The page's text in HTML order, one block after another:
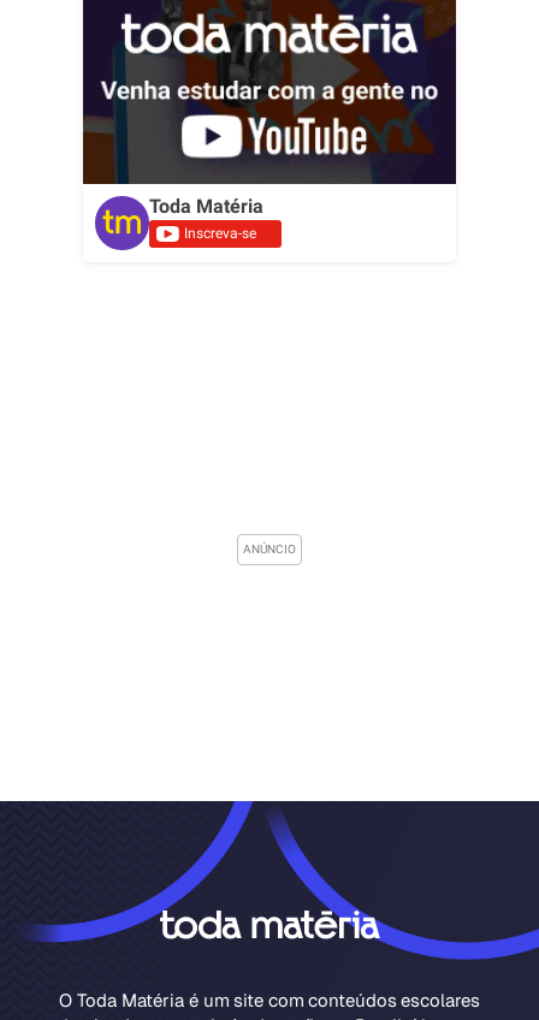
Toda Matéria
Inscreva-se
O Toda Matéria é um site com conteúdos escolares